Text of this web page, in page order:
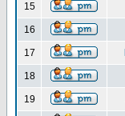
15
16
17
18
19